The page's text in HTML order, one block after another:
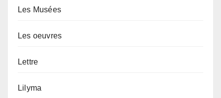
Les Musées
Les oeuvres
Lettre
Lilyma